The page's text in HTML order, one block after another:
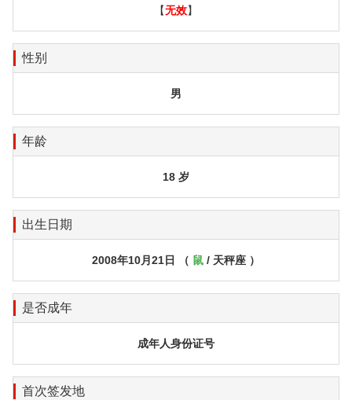
【无效】
性别
男
年龄
18 岁
出生日期
2008年10月21日 （ 鼠 / 天秤座 ）
是否成年
成年人身份证号
首次签发地